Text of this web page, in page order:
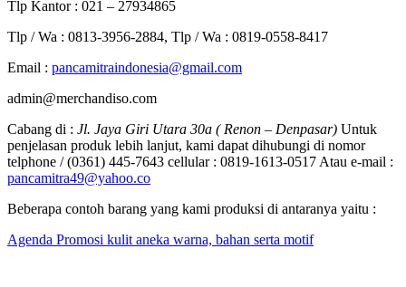
Tlp Kantor : 021 – 27934865
Tlp / Wa : 0813-3956-2884, Tlp / Wa : 0819-0558-8417
Email : pancamitraindonesia@gmail.com
admin@merchandiso.com
Cabang di : Jl. Jaya Giri Utara 30a ( Renon – Denpasar) Untuk
penjelasan produk lebih lanjut, kami dapat dihubungi di nomor
telphone / (0361) 445-7643 cellular : 0819-1613-0517 Atau e-mail :
pancamitra49@yahoo.co
Beberapa contoh barang yang kami produksi di antaranya yaitu :
Agenda Promosi kulit aneka warna, bahan serta motif